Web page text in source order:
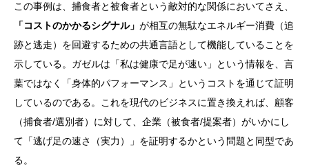
この事例は、捕食者と被食者という敵対的な関係においてさえ、
「コストのかかるシグナル」 が相互の無駄なエネルギー消費（追
跡と逃走）を回避するための共通言語として機能していることを
示している。ガゼルは「私は健康で足が速い」という情報を、言
葉ではなく「身体的パフォーマンス」というコストを通じて証明
しているのである。これを現代のビジネスに置き換えれば、顧客
（捕食者/選別者）に対して、企業（被食者/提案者）がいかにし
て「逃げ足の速さ（実力）」を証明するかという問題と同型であ
る。